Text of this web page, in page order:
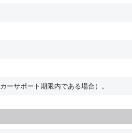
ーサポート期限内である場合）。